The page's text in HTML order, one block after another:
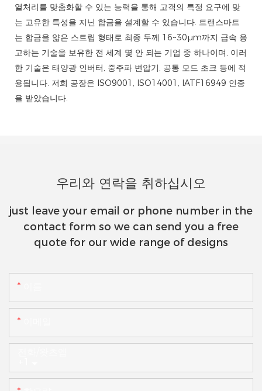
열처리를 맞춤화할 수 있는 능력을 통해 고객의 특정 요구에 맞
는 고유한 특성을 지닌 합금을 설계할 수 있습니다. 트랜스마트
는 합금을 얇은 스트립 형태로 최종 두께 16~30μm까지 급속 응
고하는 기술을 보유한 전 세계 몇 안 되는 기업 중 하나이며, 이러
한 기술은 태양광 인버터, 중주파 변압기, 공통 모드 초크 등에 적
용됩니다. 저희 공장은 ISO9001, ISO14001, IATF16949 인증
을 받았습니다.
우리와 연락을 취하십시오
just leave your email or phone number in the
contact form so we can send you a free
quote for our wide range of designs